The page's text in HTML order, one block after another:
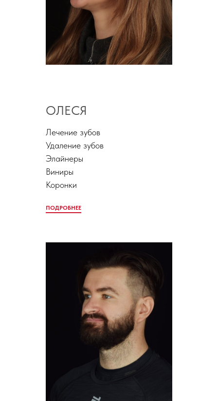
ОЛЕСЯ
Лечение зубов
Удаление зубов
Элайнеры
Виниры
Коронки
ПОДРОБНЕЕ